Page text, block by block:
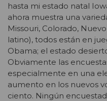
hasta mi estado natal
ahora muestra una
Missouri, Colorado,
latino), todos están en
Obama; el estado
Obviamente las
especialmente en una
aumento en los nuevos
ciento. Ningún